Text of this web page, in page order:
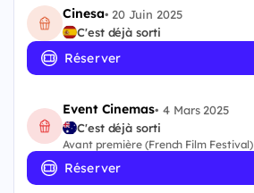
Cinesa• 20 Juin 2025
C'est déjà sorti
Réserver
Event Cinemas• 4 Mars 2025
C'est déjà sorti
Avant première (French Film Festival)
Réserver